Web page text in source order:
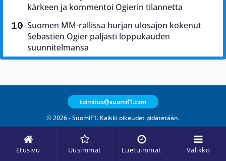
Etusivu Uusimmat Luetuimmat Valikko
kärkeen ja kommentoi Ogierin tilannetta
Suomen MM-rallissa hurjan ulosajon kokenut
Sebastien Ogier paljasti loppukauden
suunnitelmansa
© 2026 - SuomiF1. Kaikki oikeudet pidätetään.
toimitus@suomif1.com